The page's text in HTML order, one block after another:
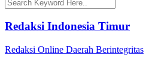
Redaksi Indonesia Timur
Redaksi Online Daerah Berintegritas